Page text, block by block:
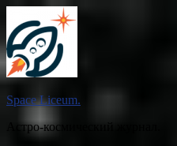
содержимому
Space Liceum.
Астро-космический журнал.